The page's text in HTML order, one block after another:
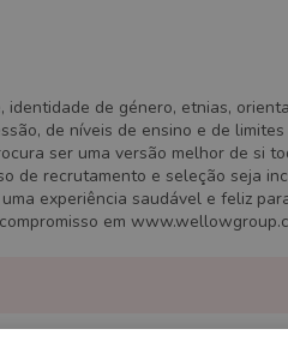
de género, etnias,
de níveis de ensino e de
ser uma versão melhor de si
de recrutamento e seleção seja
experiência saudável e feliz
em